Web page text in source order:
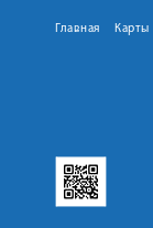
Главная Карты